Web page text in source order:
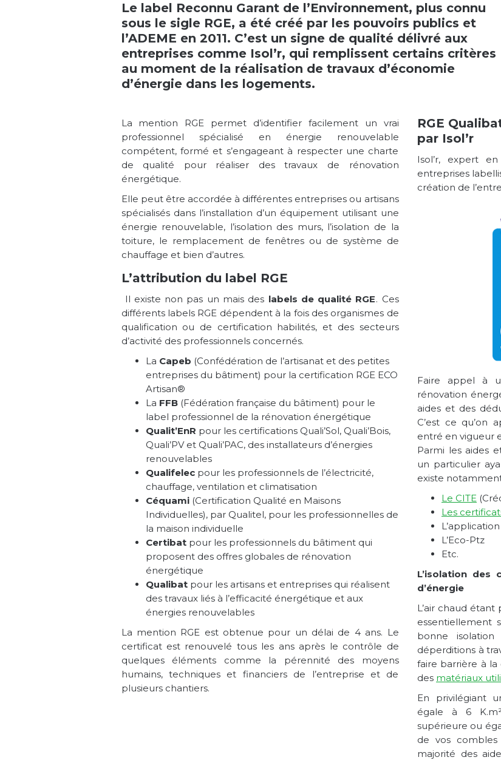
Le label Reconnu Garant de l’Environnement, plus connu
sous le sigle RGE, a été créé par les pouvoirs publics et
l’ADEME en 2011. C’est un signe de qualité délivré aux
entreprises comme Isol’r, qui remplissent certains critères
au moment de la réalisation de travaux d’économie
d’énergie dans les logements.
La mention RGE permet d’identifier facilement un vrai
professionnel spécialisé en énergie renouvelable
compétent, formé et s’engageant à respecter une charte
de qualité pour réaliser des travaux de rénovation
énergétique.
Elle peut être accordée à différentes entreprises ou artisans
spécialisés dans l’installation d’un équipement utilisant une
énergie renouvelable, l’isolation des murs, l’isolation de la
toiture, le remplacement de fenêtres ou de système de
chauffage et bien d’autres.
L’attribution du label RGE
Il existe non pas un mais des labels de qualité RGE. Ces
différents labels RGE dépendent à la fois des organismes de
qualification ou de certification habilités, et des secteurs
d’activité des professionnels concernés.
La Capeb (Confédération de l’artisanat et des petites
entreprises du bâtiment) pour la certification RGE ECO
Artisan®
La FFB(Fédération française du bâtiment) pour le
label professionnel de la rénovation énergétique
Qualit’EnR pour les certifications Quali’Sol, Quali’Bois,
Quali’PV et Quali’PAC, des installateurs d’énergies
renouvelables
Qualifelecpour les professionnels de l’électricité,
chauffage, ventilation et climatisation
Céquami(Certification Qualité en Maisons
Individuelles), par Qualitel, pour les professionnelles de
la maison individuelle
Certibatpour les professionnels du bâtiment qui
proposent des offres globales de rénovation
énergétique
Qualibatpour les artisans et entreprises qui réalisent
des travaux liés à l’efficacité énergétique et aux
énergies renouvelables
La mention RGE est obtenue pour un délai de 4 ans. Le
certificat est renouvelé tous les ans après le contrôle de
quelques éléments comme la pérennité des moyens
humains, techniques et financiers de l’entreprise et de
plusieurs chantiers.
RGE
par Isol’r
Isol’r, expert
entreprises
création de
Faire appel à
rénovation
aides et des
C’est ce qu’on
entré en vigueur
Parmi les aides
un particulier
existe
Le CITE
Les
L’Eco-Ptz
Etc.
L’isolation des
d’énergie
L’air chaud
essentiellement
bonne
déperditions à
faire barrière à
des matériaux
En privilégiant
égale à 6
supérieure ou
de vos
majorité des